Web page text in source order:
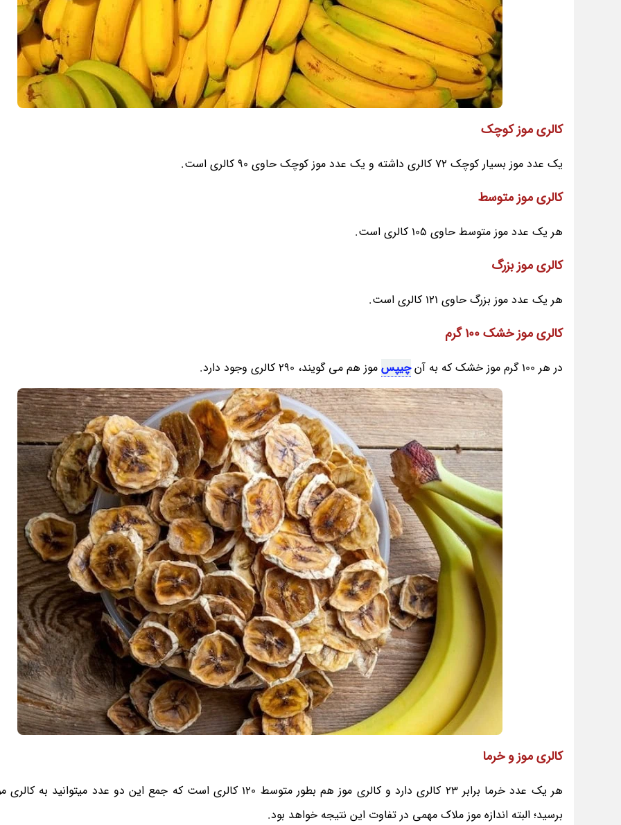
کالری موز کوچک
یک عدد موز بسیار کوچک 72 کالری داشته و یک عدد موز کوچک حاوی 90 کالری است.
کالری موز متوسط
هر یک عدد موز متوسط حاوی 105 کالری است.
کالری موز بزرگ
هر یک عدد موز بزرگ حاوی 121 کالری است.
کالری موز خشک 100 گرم
در هر 100 گرم موز خشک که به آن چیپس موز هم می گویند، 290 کالری وجود دارد.
کالری موز و خرما
هر یک عدد خرما برابر 23 کالری دارد و کالری موز هم بطور متوسط 120 کالری است که جمع این دو عدد
برسید؛ البته اندازه موز ملاک مهمی در تفاوت این نتیجه خواهد بود.